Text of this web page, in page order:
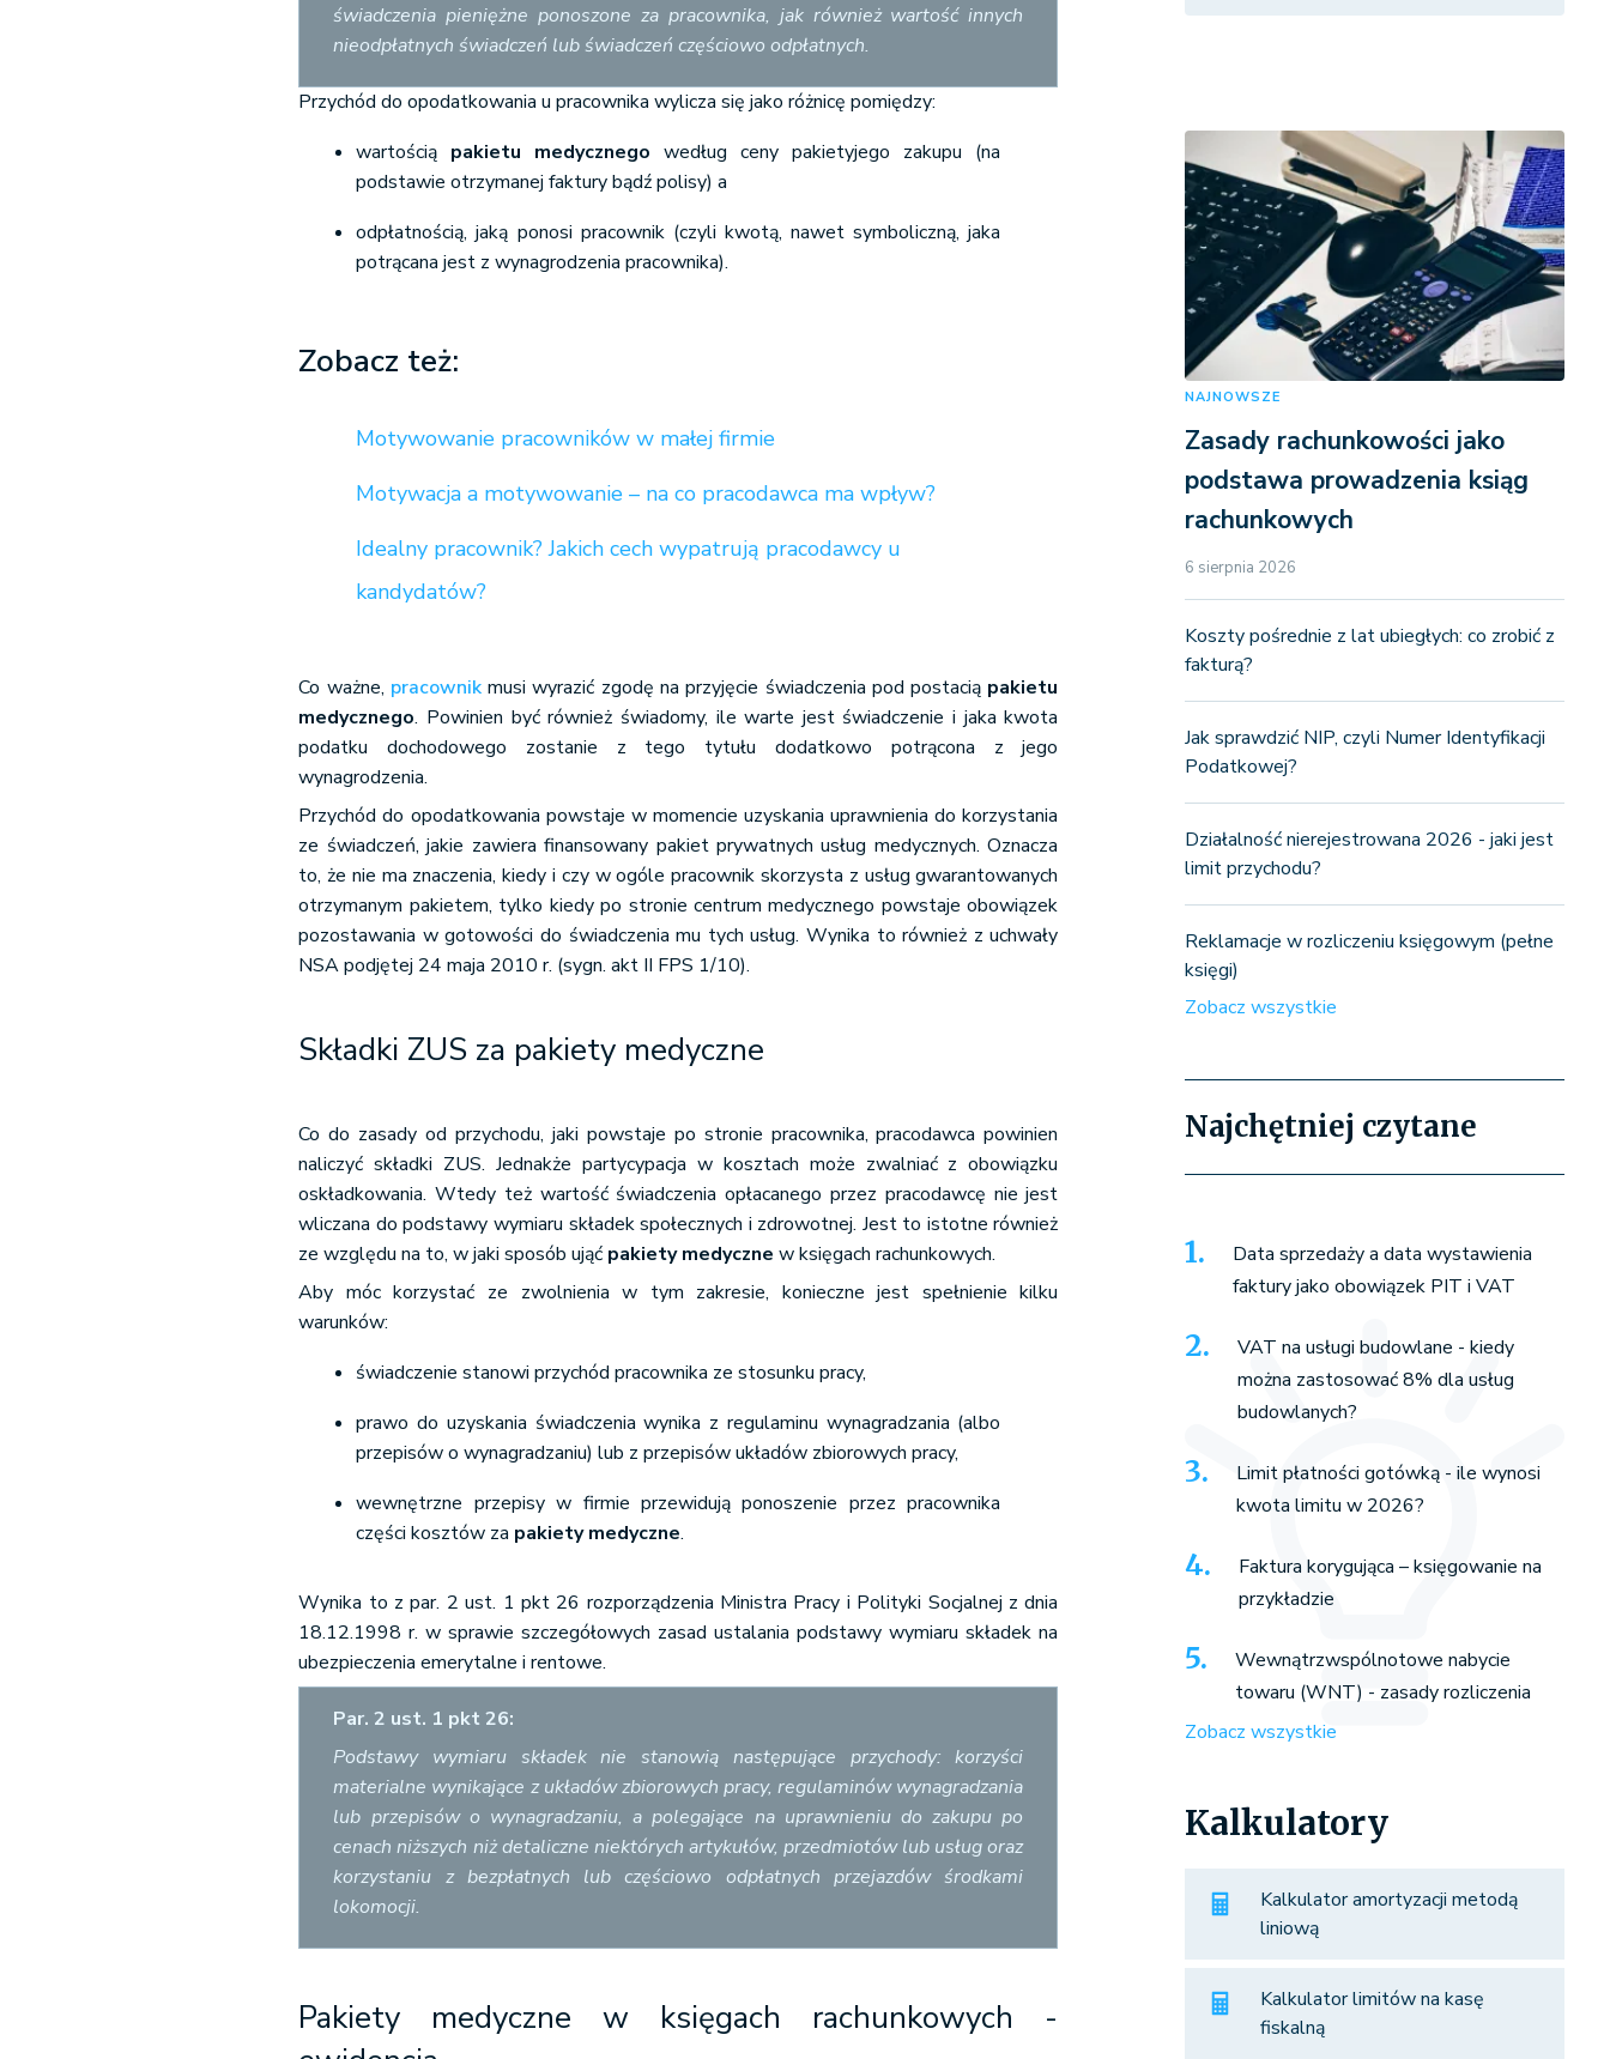
świadczenia pieniężne ponoszone za pracownika, jak również wartość innych
nieodpłatnych świadczeń lub świadczeń częściowo odpłatnych.
Przychód do opodatkowania u pracownika wylicza się jako różnicę pomiędzy:
wartością pakietu medycznego według ceny pakietyjego zakupu (na
podstawie otrzymanej faktury bądź polisy) a
odpłatnością, jaką ponosi pracownik (czyli kwotą, nawet symboliczną, jaka
potrącana jest z wynagrodzenia pracownika).
Zobacz też:
Motywowanie pracowników w małej firmie
Motywacja a motywowanie – na co pracodawca ma wpływ?
Idealny pracownik? Jakich cech wypatrują pracodawcy u
kandydatów?
Co ważne, pracownikmusi wyrazić zgodę na przyjęcie świadczenia pod postacią pakietu
medycznego. Powinien być również świadomy, ile warte jest świadczenie i jaka kwota
podatku dochodowego zostanie z tego tytułu dodatkowo potrącona z jego
wynagrodzenia.
Przychód do opodatkowania powstaje w momencie uzyskania uprawnienia do korzystania
ze świadczeń, jakie zawiera finansowany pakiet prywatnych usług medycznych. Oznacza
to, że nie ma znaczenia, kiedy i czy w ogóle pracownik skorzysta z usług gwarantowanych
otrzymanym pakietem, tylko kiedy po stronie centrum medycznego powstaje obowiązek
pozostawania w gotowości do świadczenia mu tych usług. Wynika to również z uchwały
NSA podjętej 24 maja 2010 r. (sygn. akt II FPS 1/10).
Składki ZUS za pakiety medyczne
Co do zasady od przychodu, jaki powstaje po stronie pracownika, pracodawca powinien
naliczyć składki ZUS. Jednakże partycypacja w kosztach może zwalniać z obowiązku
oskładkowania. Wtedy też wartość świadczenia opłacanego przez pracodawcę nie jest
wliczana do podstawy wymiaru składek społecznych i zdrowotnej. Jest to istotne również
ze względu na to, w jaki sposób ująć pakiety medyczne w księgach rachunkowych.
Aby móc korzystać ze zwolnienia w tym zakresie, konieczne jest spełnienie kilku
warunków:
świadczenie stanowi przychód pracownika ze stosunku pracy,
prawo do uzyskania świadczenia wynika z regulaminu wynagradzania (albo
przepisów o wynagradzaniu) lub z przepisów układów zbiorowych pracy,
wewnętrzne przepisy w firmie przewidują ponoszenie przez pracownika
części kosztów za pakiety medyczne.
Wynika to z par. 2 ust. 1 pkt 26 rozporządzenia Ministra Pracy i Polityki Socjalnej z dnia
18.12.1998 r. w sprawie szczegółowych zasad ustalania podstawy wymiaru składek na
ubezpieczenia emerytalne i rentowe.
Par. 2 ust. 1 pkt 26:
Podstawy wymiaru składek nie stanowią następujące przychody: korzyści
materialne wynikające z układów zbiorowych pracy, regulaminów wynagradzania
lub przepisów o wynagradzaniu, a polegające na uprawnieniu do zakupu po
cenach niższych niż detaliczne niektórych artykułów, przedmiotów lub usług oraz
korzystaniu z bezpłatnych lub częściowo odpłatnych przejazdów środkami
lokomocji.
Pakiety medyczne w księgach rachunkowych -
NAJNOWSZE
Zasady rachunkowości jako
podstawa prowadzenia ksiąg
rachunkowych
6 sierpnia 2026
Koszty pośrednie z lat ubiegłych: co zrobić z
fakturą?
Jak sprawdzić NIP, czyli Numer Identyfikacji
Podatkowej?
Działalność nierejestrowana 2026 - jaki jest
limit przychodu?
Reklamacje w rozliczeniu księgowym (pełne
księgi)
Zobacz wszystkie
Najchętniej czytane
Data sprzedaży a data wystawienia
faktury jako obowiązek PIT i VAT
VAT na usługi budowlane - kiedy
można zastosować 8% dla usług
budowlanych?
Limit płatności gotówką - ile wynosi
kwota limitu w 2026?
Faktura korygująca – księgowanie na
przykładzie
Wewnątrzwspólnotowe nabycie
towaru (WNT) - zasady rozliczenia
Zobacz wszystkie
Kalkulatory
Kalkulator amortyzacji metodą
liniową
Kalkulator limitów na kasę
fiskalną